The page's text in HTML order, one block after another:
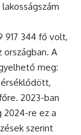
917 344 fő volt,
A
meg:
2023-ban
2024-re ez a
szerint